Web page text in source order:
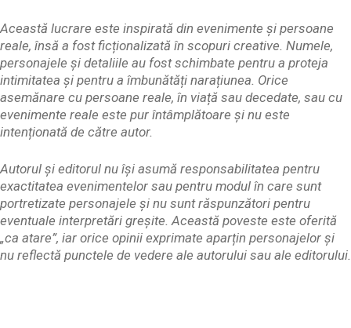
Această lucrare este inspirată din evenimente și persoane
reale, însă a fost ficționalizată în scopuri creative. Numele,
personajele și detaliile au fost schimbate pentru a proteja
intimitatea și pentru a îmbunătăți narațiunea. Orice
asemănare cu persoane reale, în viață sau decedate, sau cu
evenimente reale este pur întâmplătoare și nu este
intenționată de către autor.
Autorul și editorul nu își asumă responsabilitatea pentru
exactitatea evenimentelor sau pentru modul în care sunt
portretizate personajele și nu sunt răspunzători pentru
eventuale interpretări greșite. Această poveste este oferită
„ca atare”, iar orice opinii exprimate aparțin personajelor și
nu reflectă punctele de vedere ale autorului sau ale editorului.